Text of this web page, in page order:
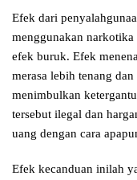
Efek dari
menggunakan narkotika
efek buruk. Efek
merasa lebih tenang
menimbulkan
tersebut ilegal dan
uang dengan cara
Efek kecanduan inilah